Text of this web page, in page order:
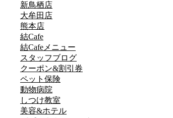
新鳥栖店
大牟田店
熊本店
結Cafe
結Cafeメニュー
スタッフブログ
クーポン&割引券
ペット保険
動物病院
しつけ教室
美容&ホテル